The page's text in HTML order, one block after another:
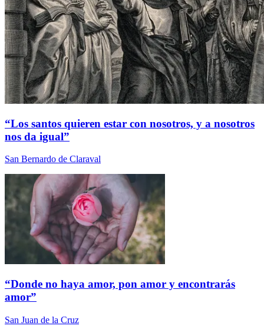
“Los santos quieren estar con nosotros, y a nosotros
nos da igual”
San Bernardo de Claraval
“Donde no haya amor, pon amor y encontrarás
amor”
San Juan de la Cruz